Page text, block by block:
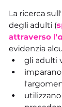
La ricerca
degli adulti (
attraverso l'
evidenzia
gli adulti